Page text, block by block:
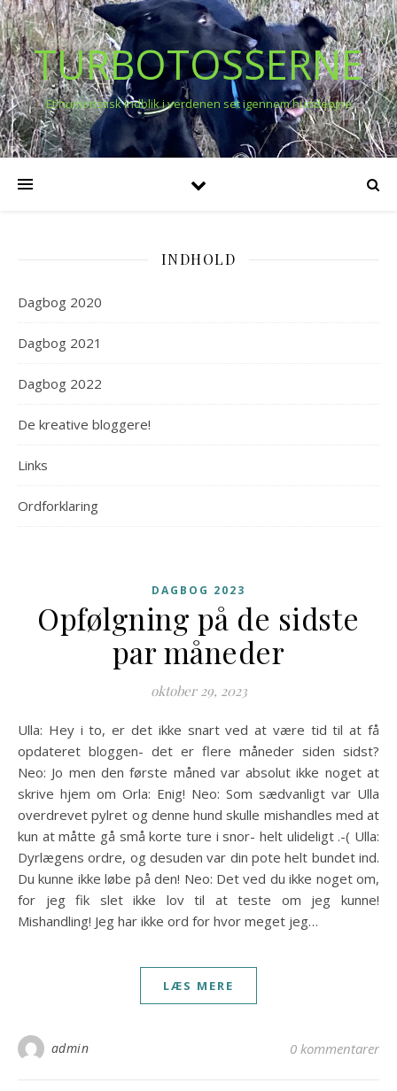
TURBOTOSSERNE
Et humoristisk indblik i verdenen set igennem hundeøjne
INDHOLD
Dagbog 2020
Dagbog 2021
Dagbog 2022
De kreative bloggere!
Links
Ordforklaring
DAGBOG 2023
Opfølgning på de sidste
par måneder
oktober 29, 2023
Ulla: Hey i to, er det ikke snart ved at være tid til at få
opdateret bloggen- det er flere måneder siden sidst?
Neo: Jo men den første måned var absolut ikke noget at
skrive hjem om Orla: Enig! Neo: Som sædvanligt var Ulla
overdrevet pylret og denne hund skulle mishandles med at
kun at måtte gå små korte ture i snor- helt ulideligt .-( Ulla:
Dyrlægens ordre, og desuden var din pote helt bundet ind.
Du kunne ikke løbe på den! Neo: Det ved du ikke noget om,
for jeg fik slet ikke lov til at teste om jeg kunne!
Mishandling! Jeg har ikke ord for hvor meget jeg…
LÆS MERE
admin 0 kommentarer